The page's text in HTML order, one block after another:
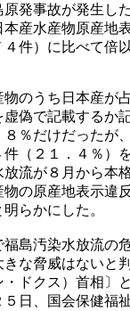
発事故が発生し
産水産物原産地
件）に比べて倍
のうち日本産が
偽で記載するか
％だけだったが
件（２１．４％）
流が８月から本
の原産地表示違
らかにした。
島汚染水放流の
きな脅威はないと
・ドクス）首相〕
日、国会保健福